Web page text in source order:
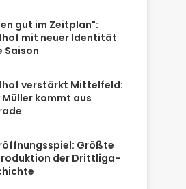
gut im Zeitplan":
mit neuer Identität
Saison
verstärkt Mittelfeld:
Müller kommt aus
Größte
der Drittliga-